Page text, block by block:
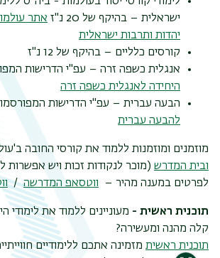
ישראלית – בהיקף של 20 נ"ז
אתר
יהדות ותרבות ישראלית
קורסים כלליים – בהיקף של 12 נ"ז
אנגלית כשפה זרה – עפ"י הדרישות
היחידה לאנגלית כשפה זרה
הבעה עברית – עפ"י הדרישות
להבעה עברית
מוזמנים ומוזמנות ללמוד את קורסי החובה
ובית המדרש (מוכר לנקודות זכות ויש אפשרות
לפרטים במענה מהיר – ווטסאפ המדרשה/
תוכנית ראשית - מעוניינים ללמוד את לימודי
קלה מהנה ומעשירה?
תוכנית ראשית מזמינה אתכם ללימודיים